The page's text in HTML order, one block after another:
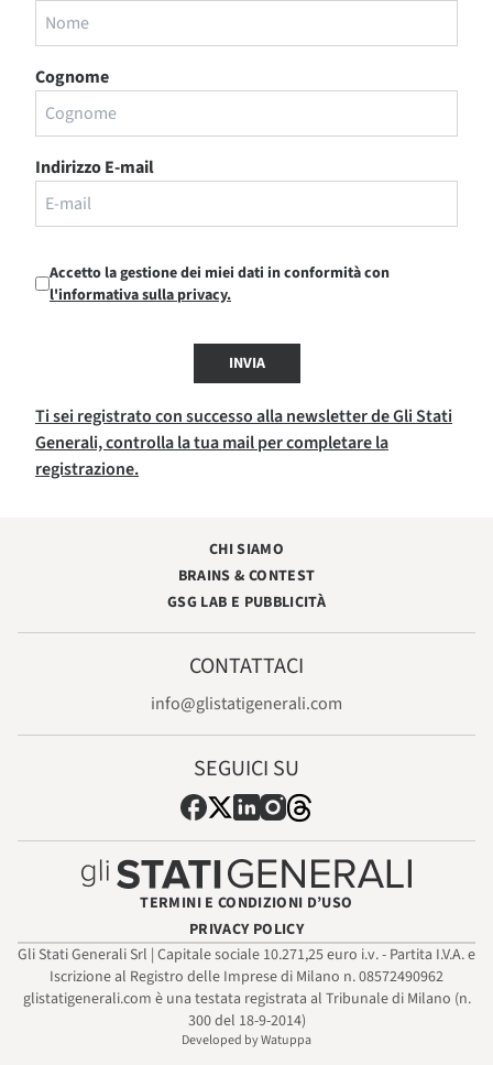
Cognome
Indirizzo E-mail
Accetto la gestione dei miei dati in conformità con
l'informativa sulla privacy.
INVIA
Ti sei registrato con successo alla newsletter de Gli Stati
Generali, controlla la tua mail per completare la
registrazione.
CHI SIAMO
BRAINS & CONTEST
GSG LAB E PUBBLICITÀ
CONTATTACI
info@glistatigenerali.com
SEGUICI SU
TERMINI E CONDIZIONI D’USO
PRIVACY POLICY
Gli Stati Generali Srl | Capitale sociale 10.271,25 euro i.v. - Partita I.V.A. e
Iscrizione al Registro delle Imprese di Milano n. 08572490962
glistatigenerali.com è una testata registrata al Tribunale di Milano (n.
300 del 18-9-2014)
Developed by Watuppa